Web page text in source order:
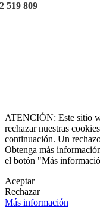
519 809
ATENCIÓN: Este sitio
rechazar nuestras
continuación. Un
Obtenga más
el botón "Más
Aceptar
Rechazar
Más información